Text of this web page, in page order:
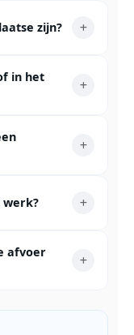
zijn?
in het
werk?
afvoer